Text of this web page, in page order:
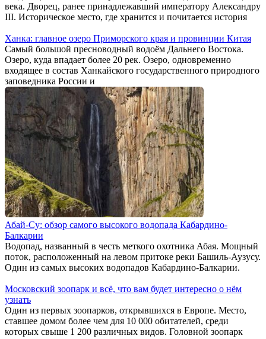
века. Дворец, ранее принадлежавший императору Александру
III. Историческое место, где хранится и почитается история
Ханка: главное озеро Приморского края и провинции Китая
Самый большой пресноводный водоём Дальнего Востока.
Озеро, куда впадает более 20 рек. Озеро, одновременно
входящее в состав Ханкайского государственного природного
заповедника России и
Абай-Су: обзор самого высокого водопада Кабардино-
Балкарии
Водопад, названный в честь меткого охотника Абая. Мощный
поток, расположенный на левом притоке реки Башиль-Аузусу.
Один из самых высоких водопадов Кабардино-Балкарии.
Московский зоопарк и всё, что вам будет интересно о нём
узнать
Один из первых зоопарков, открывшихся в Европе. Место,
ставшее домом более чем для 10 000 обитателей, среди
которых свыше 1 200 различных видов. Головной зоопарк